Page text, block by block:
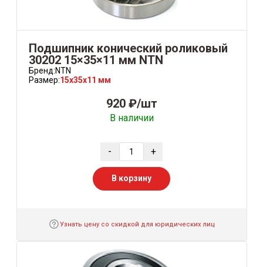
Подшипник конический роликовый
30202 15×35×11 мм NTN
Бренд:NTN
Размер:15x35x11 мм
920 ₽/шт
В наличии
- +
В корзину
Узнать цену со скидкой для юридических лиц